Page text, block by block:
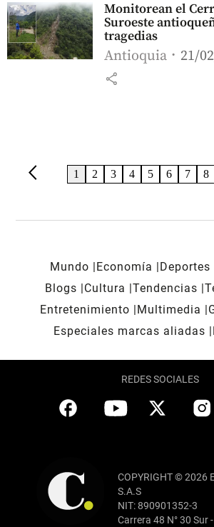
Monitorean el
Suroeste
tragedias
Antioquia 21/
share
arrow_back_ios 1 2 3 4 5 6 7 8
Mundo Economía Deportes
Blogs
Cultura Tendencias
Entretenimiento
Multimedia
Especiales marcas aliadas
REDES SOCIALES
COPYRIGHT © 2026
S.A.S
NIT: 890901352-3
Carrera 48 N° 30 Sur